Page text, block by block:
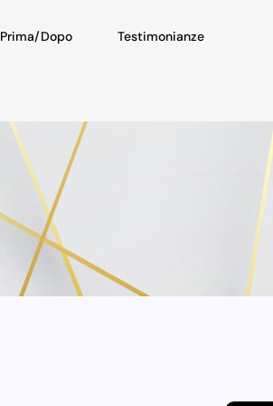
Prima/Dopo Testimonianze